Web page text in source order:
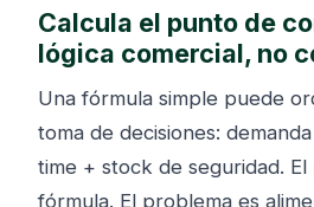
Calcula el punto de
lógica comercial, no
Una fórmula simple puede
toma de decisiones:
time + stock de seguridad.
fórmula. El problema es